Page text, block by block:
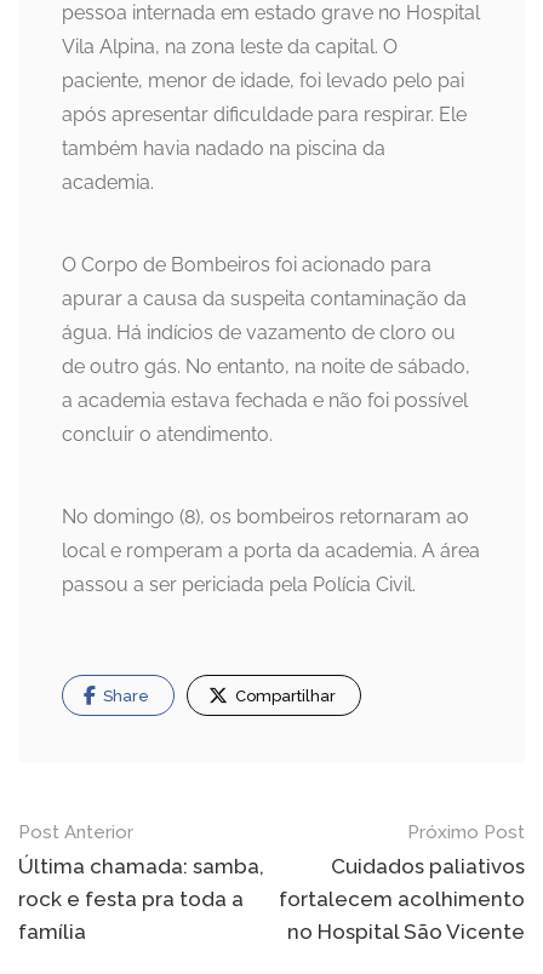
pessoa internada em estado grave no Hospital
Vila Alpina, na zona leste da capital. O
paciente, menor de idade, foi levado pelo pai
após apresentar dificuldade para respirar. Ele
também havia nadado na piscina da
academia.
O Corpo de Bombeiros foi acionado para
apurar a causa da suspeita contaminação da
água. Há indícios de vazamento de cloro ou
de outro gás. No entanto, na noite de sábado,
a academia estava fechada e não foi possível
concluir o atendimento.
No domingo (8), os bombeiros retornaram ao
local e romperam a porta da academia. A área
passou a ser periciada pela Polícia Civil.
Share Compartilhar
Navegação
de
Post
Post Anterior
Última chamada: samba,
rock e festa pra toda a
família
Próximo Post
Cuidados paliativos
fortalecem acolhimento
no Hospital São Vicente